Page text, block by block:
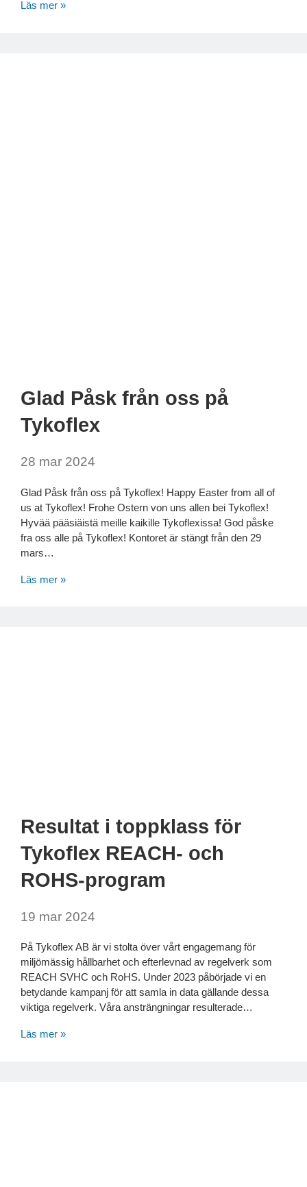
Läs mer »
Glad Påsk från oss på
Tykoflex
28 mar 2024
Glad Påsk från oss på Tykoflex! Happy Easter from all of
us at Tykoflex! Frohe Ostern von uns allen bei Tykoflex!
Hyvää pääsiäistä meille kaikille Tykoflexissa! God påske
fra oss alle på Tykoflex! Kontoret är stängt från den 29
mars…
Läs mer »
Resultat i toppklass för
Tykoflex REACH- och
ROHS-program
19 mar 2024
På Tykoflex AB är vi stolta över vårt engagemang för
miljömässig hållbarhet och efterlevnad av regelverk som
REACH SVHC och RoHS. Under 2023 påbörjade vi en
betydande kampanj för att samla in data gällande dessa
viktiga regelverk. Våra ansträngningar resulterade…
Läs mer »